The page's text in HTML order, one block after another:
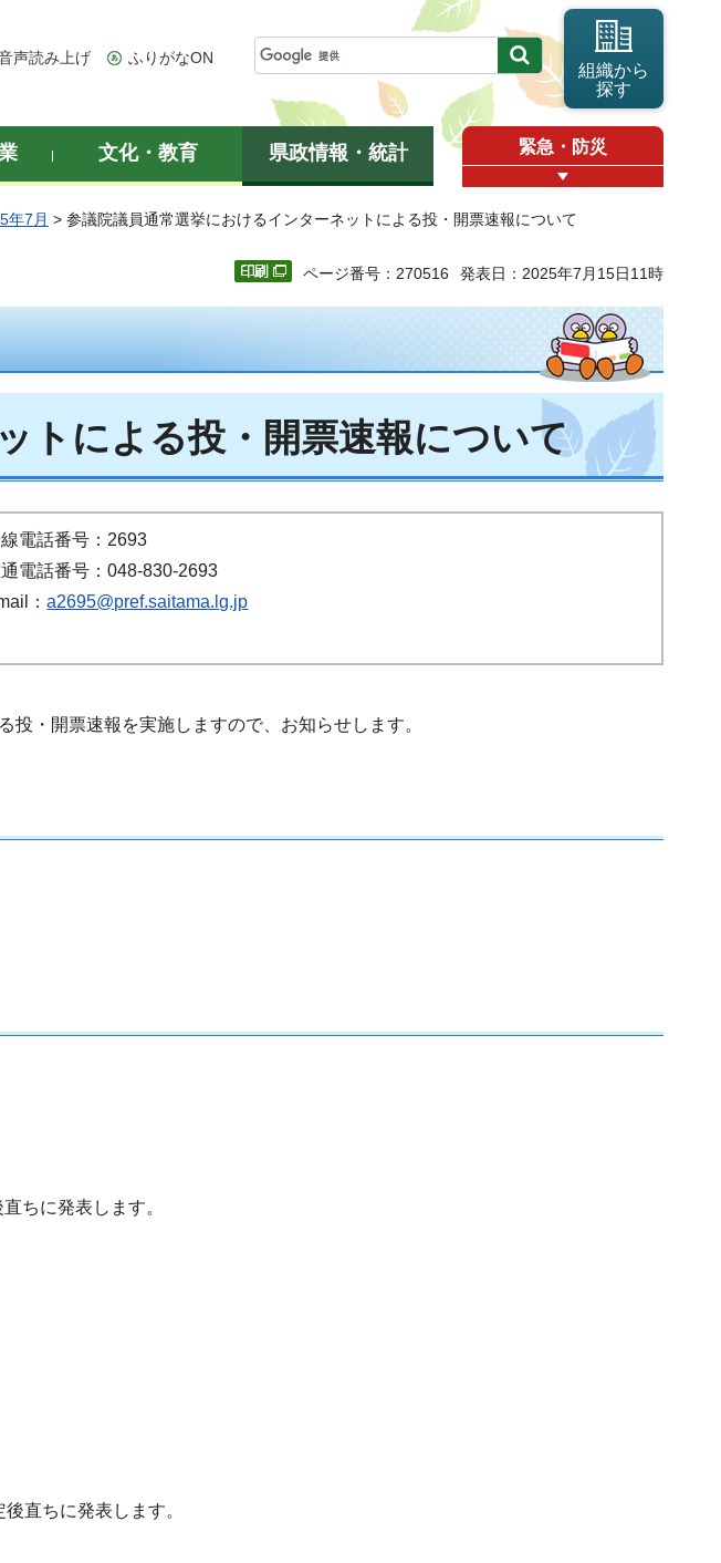
声読み上げ ふりがなON
組織から
探す
文化・教育 県政情報・統計 緊急・防災
年7月 > 参議院議員通常選挙におけるインターネットによる投・開票速報について
ページ番号：270516 発表日：2025年7月15日11時
トによる投・開票速報について
電話番号：2693
電話番号：048-830-2693
：a2695@pref.saitama.lg.jp
・開票速報を実施しますので、お知らせします。
ちに発表します。
直ちに発表します。